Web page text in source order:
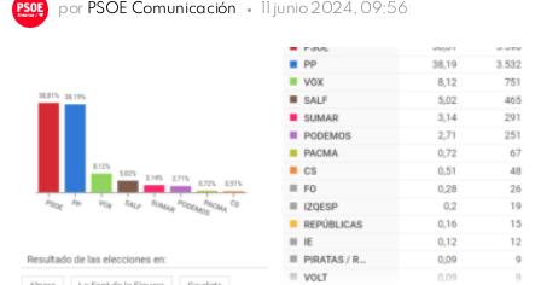
por PSOE Comunicación 11 junio 2024, 09:56